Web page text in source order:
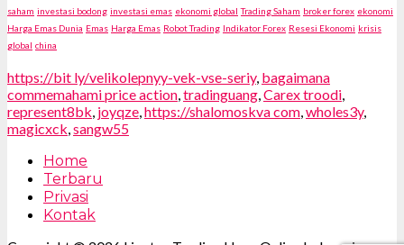
saham investasi bodong investasi emas ekonomi global Trading Saham broker forex ekonomi
Harga Emas Dunia Emas Harga Emas Robot Trading Indikator Forex Resesi Ekonomi krisis
global china
https://bit ly/velikolepnyy-vek-vse-seriy, bagaimana
commemahami price action tradinguang Carex troodi
represent8bk joyqze https://shalomoskva com wholes3y,
magicxck sangw55
Home
Terbaru
Privasi
Kontak